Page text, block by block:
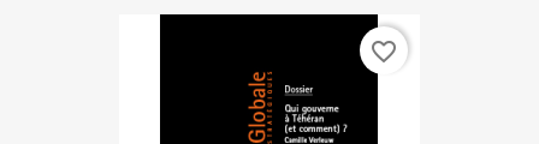
favorite_border